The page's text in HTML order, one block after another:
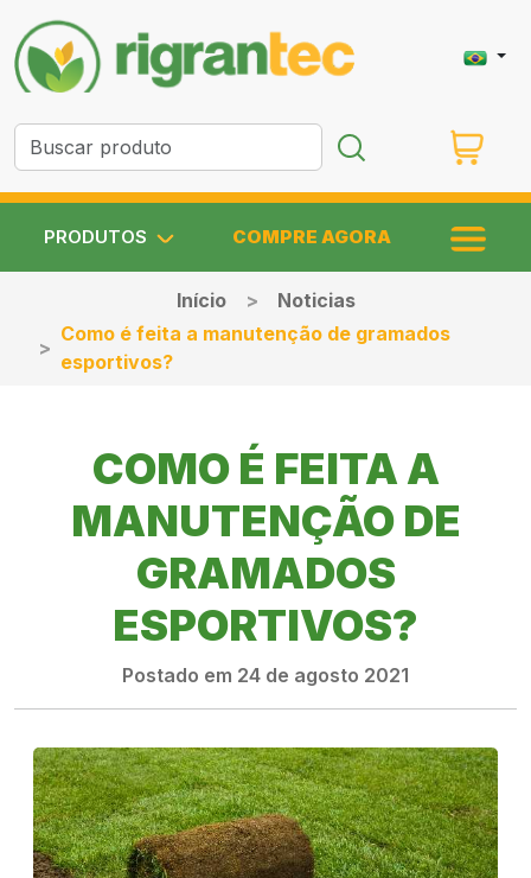
PRODUTOS COMPRE AGORA
PRODUTOS
Início
Noticias
Como é feita a manutenção de gramados
esportivos?
COMO É FEITA A
MANUTENÇÃO DE
GRAMADOS
ESPORTIVOS?
Postado em 24 de agosto 2021